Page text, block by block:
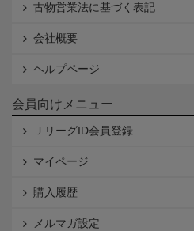
古物営業法に基づく表記
会社概要
ヘルプページ
会員向けメニュー
ＪリーグID会員登録
マイページ
購入履歴
メルマガ設定